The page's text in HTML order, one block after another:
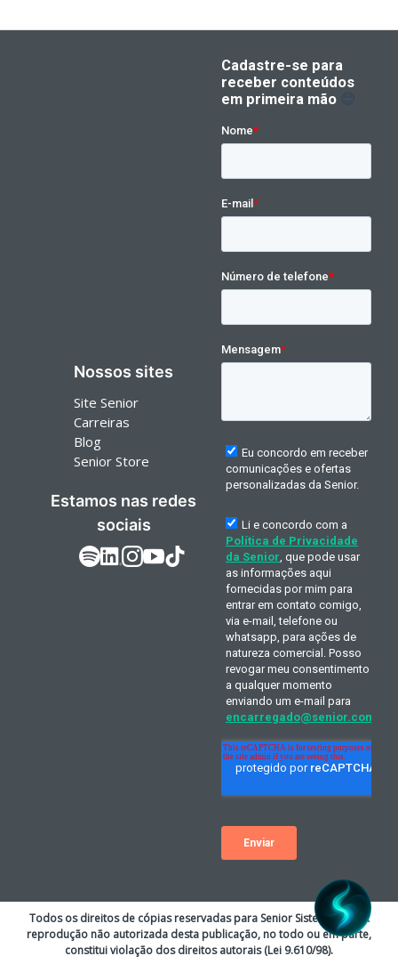
Nossos sites
Site Senior
Carreiras
Blog
Senior Store
Estamos nas redes
sociais
Todos os direitos de cópias reservadas para Senior Sistemas S.A. A
reprodução não autorizada desta publicação, no todo ou em parte,
constitui violação dos direitos autorais (Lei 9.610/98).